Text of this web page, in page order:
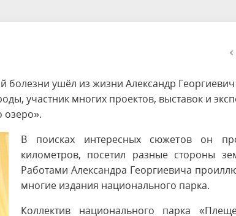
на озере Зоны для парусного
Интерактивная карта
болезни ушёл из жизни Александр
участник многих проектов, выставок и
озеро».
В поисках интересных сюжетов он
километров, посетил разные стороны
Работами Александра Георгиевича
многие издания национального парка.
Коллектив национального парка